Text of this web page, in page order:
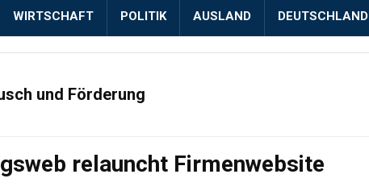
WIRTSCHAFT POLITIK AUSLAND DEUTSCHLAND
und Förderung
relauncht Firmenwebsite